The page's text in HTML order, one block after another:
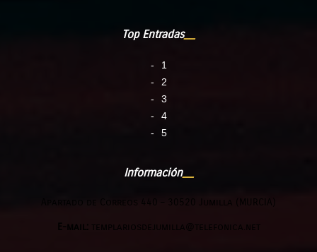
Top Entradas
1
2
3
4
5
Información
Apartado de Correos 440 – 30520 Jumilla (MURCIA)
E-mail: templariosdejumilla@telefonica.net